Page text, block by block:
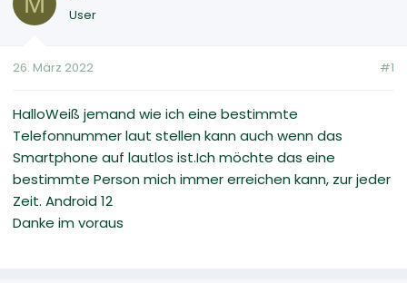
e
e
t
m
User
26. März 2022 #1
HalloWeiß jemand wie ich eine bestimmte
Telefonnummer laut stellen kann auch wenn das
Smartphone auf lautlos ist.Ich möchte das eine
bestimmte Person mich immer erreichen kann, zur jeder
Zeit. Android 12
Danke im voraus